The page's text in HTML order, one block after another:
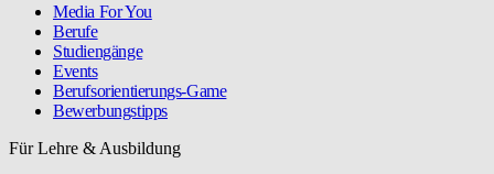
Media For You
Berufe
Studiengänge
Events
Berufsorientierungs-Game
Bewerbungstipps
Für Lehre & Ausbildung